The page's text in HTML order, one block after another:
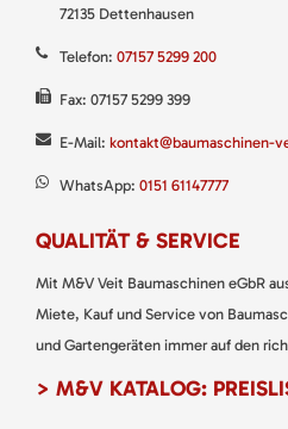
72135 Dettenhausen
Telefon: 07157 5299 200
Fax: 07157 5299 399
E-Mail: kontakt@baumaschinen-
WhatsApp: 0151 61147777
QUALITÄT & SERVICE
Mit M&V Veit Baumaschinen eGbR
Miete, Kauf und Service von
und Gartengeräten immer auf den
> M&V KATALOG: